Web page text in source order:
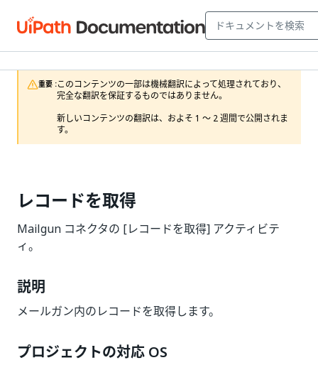
重要 :このコンテンツの一部は機械翻訳によって処理されており、
完全な翻訳を保証するものではありません。
新しいコンテンツの翻訳は、およそ 1 ～ 2 週間で公開されま
す。
レコードを取得
Mailgun コネクタの [レコードを取得] アクティビテ
ィ。
説明
メールガン内のレコードを取得します。
プロジェクトの対応 OS